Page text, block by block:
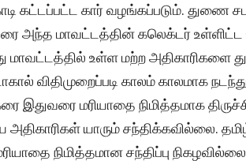
கட்டப்பட்ட கார் வழங்கப்படும். துணை
அந்த மாவட்டத்தின் கலெக்டர் உள்ளிட்ட
மாவட்டத்தில் உள்ள மற்ற அதிகாரிகளை
விதிமுறைப்படி காலம் காலமாக
இதுவரை மரியாதை நிமித்தமாக
யாரும் சந்திக்கவில்லை.
நிமித்தமான சந்திப்பு